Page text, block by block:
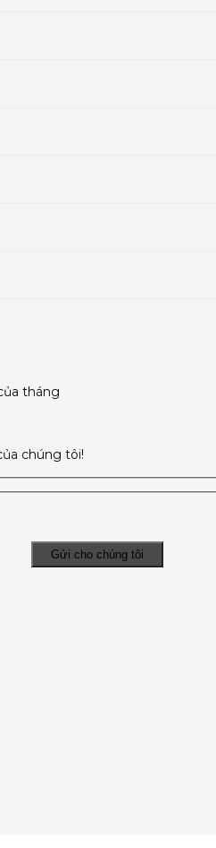
tháng
chúng tôi!